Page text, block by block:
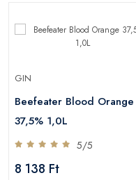
GIN
Beefeater Blood Orange
37,5% 1,0L
5/5
8 138 Ft